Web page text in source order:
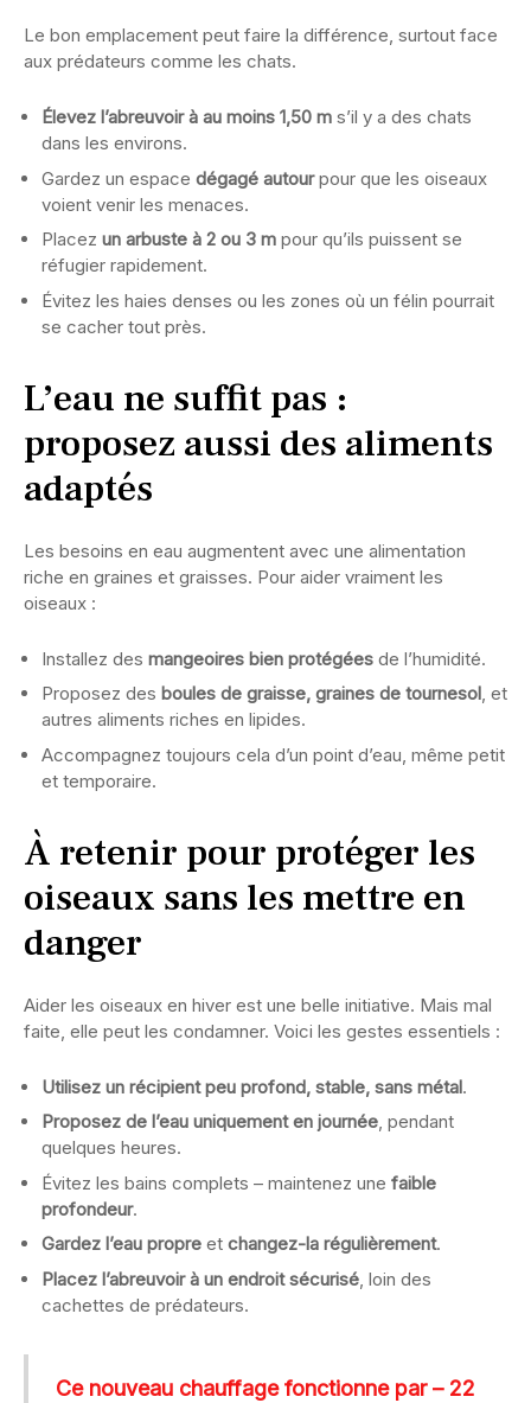
Le bon emplacement peut faire la différence, surtout face
aux prédateurs comme les chats.
Élevez l’abreuvoir à au moins 1,50 m s’il y a des chats
dans les environs.
Gardez un espace dégagé autourpour que les oiseaux
voient venir les menaces.
Placez un arbuste à 2 ou 3 m pour qu’ils puissent se
réfugier rapidement.
Évitez les haies denses ou les zones où un félin pourrait
se cacher tout près.
L’eau ne suffit pas :
proposez aussi des aliments
adaptés
Les besoins en eau augmentent avec une alimentation
riche en graines et graisses. Pour aider vraiment les
oiseaux :
Installez des mangeoires bien protégées de l’humidité.
Proposez des boules de graisse, graines de tournesol, et
autres aliments riches en lipides.
Accompagnez toujours cela d’un point d’eau, même petit
et temporaire.
À retenir pour protéger les
oiseaux sans les mettre en
danger
Aider les oiseaux en hiver est une belle initiative. Mais mal
faite, elle peut les condamner. Voici les gestes essentiels :
Utilisez un récipient peu profond, stable, sans métal.
Proposez de l’eau uniquement en journée, pendant
quelques heures.
Évitez les bains complets – maintenez une faible
profondeur.
Gardez l’eau propre et changez-la régulièrement.
Placez l’abreuvoir à un endroit sécurisé , loin des
cachettes de prédateurs.
Ce nouveau chauffage fonctionne par – 22